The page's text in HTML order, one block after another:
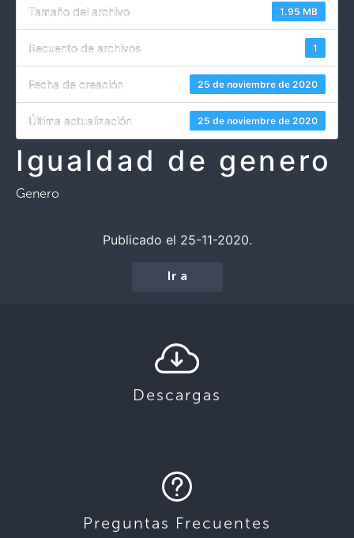
Tamaño del archivo 1.95 MB
Recuento de archivos 1
Fecha de creación 25 de noviembre de 2020
Última actualización 25 de noviembre de 2020
Igualdad de genero
Genero
Publicado el 25-11-2020.
Ir a
Descargas
Preguntas Frecuentes